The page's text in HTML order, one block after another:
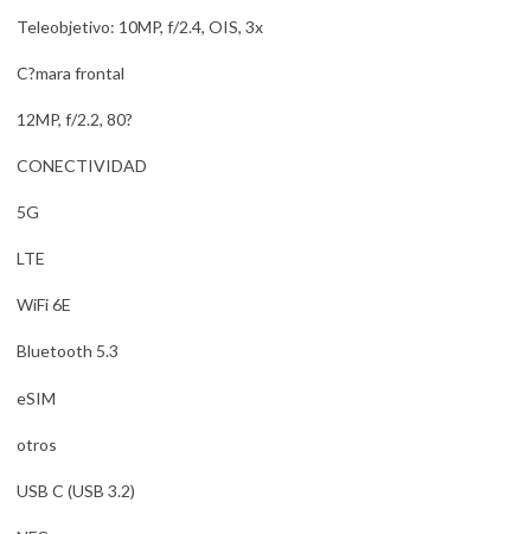
Teleobjetivo: 10MP, f/2.4, OIS, 3x
C?mara frontal
12MP, f/2.2, 80?
CONECTIVIDAD
5G
LTE
WiFi 6E
Bluetooth 5.3
eSIM
otros
USB C (USB 3.2)